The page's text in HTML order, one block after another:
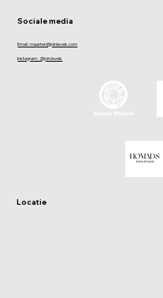
Sociale media
Email : maarten@joinlevels.com
Instagram : @join.levels
Locatie